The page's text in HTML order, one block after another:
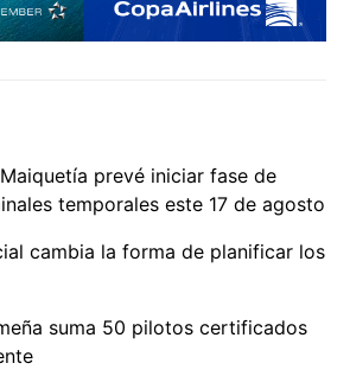
prevé iniciar fase de
temporales este 17 de agosto
cambia la forma de planificar los
suma 50 pilotos certificados